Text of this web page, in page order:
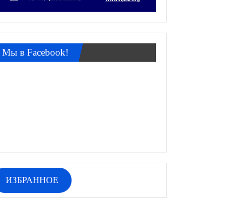
Мы в Facebook!
ИЗБРАННОЕ